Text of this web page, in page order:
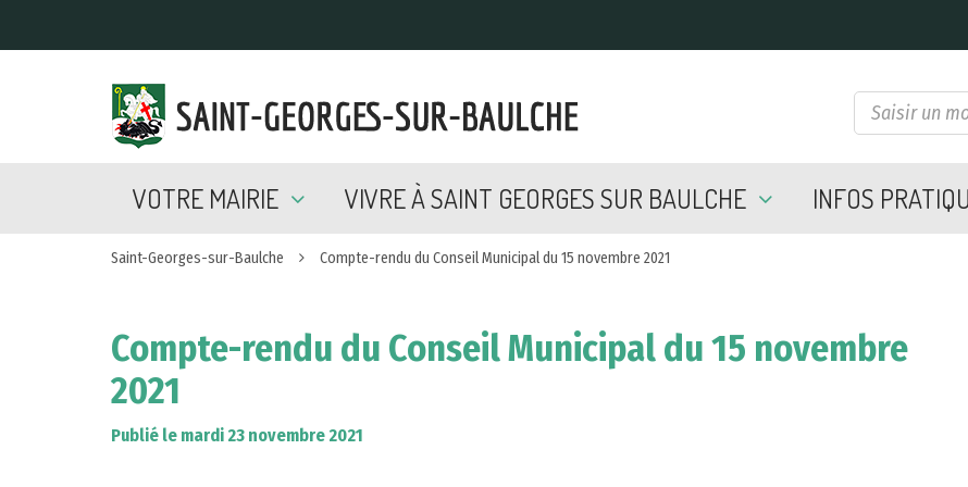
VOTRE MAIRIE VIVRE À SAINT GEORGES SUR BAULCHE INFOS
Saint-Georges-sur-Baulche Compte-rendu du Conseil Municipal du 15 novembre 2021
Compte-rendu du Conseil Municipal du 15 novembre
2021
Publié le mardi 23 novembre 2021